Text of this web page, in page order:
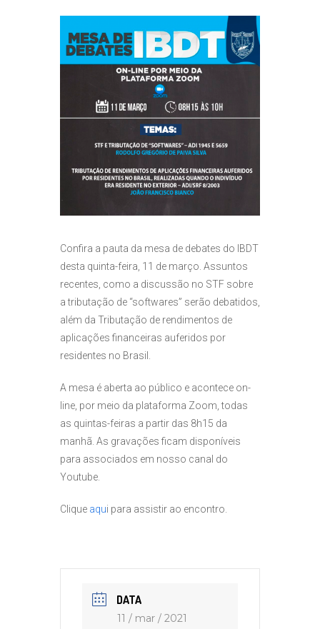
Confira a pauta da mesa de debates do IBDT
desta quinta-feira, 11 de março. Assuntos
recentes, como a discussão no STF sobre
a tributação de “softwares” serão debatidos,
além da Tributação de rendimentos de
aplicações financeiras auferidos por
residentes no Brasil.
A mesa é aberta ao público e acontece on-
line, por meio da plataforma Zoom, todas
as quintas-feiras a partir das 8h15 da
manhã. As gravações ficam disponíveis
para associados em nosso canal do
Youtube.
Clique aqui para assistir ao encontro.
DATA
11 / mar / 2021